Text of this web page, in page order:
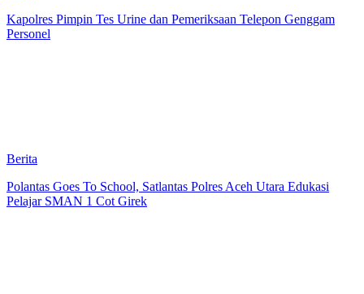
Kapolres Pimpin Tes Urine dan Pemeriksaan Telepon Genggam
Personel
Berita
Polantas Goes To School, Satlantas Polres Aceh Utara Edukasi
Pelajar SMAN 1 Cot Girek